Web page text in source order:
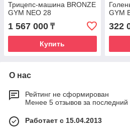
Трицепс-машина BRONZE
GYM NEO 28
1 567 000 ₸
Купить
GYM
322
О нас
Рейтинг не сформирован
Менее 5 отзывов за последний
Работает с 15.04.2013